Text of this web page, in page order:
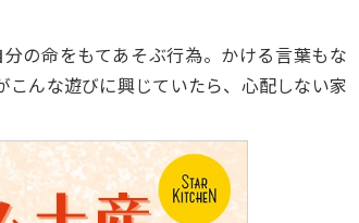
の命をもてあそぶ行為。かける言葉もな
んな遊びに興じていたら、心配しない家